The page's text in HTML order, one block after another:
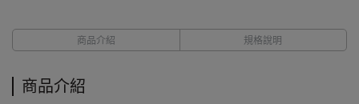
商品介紹 規格說明
商品介紹